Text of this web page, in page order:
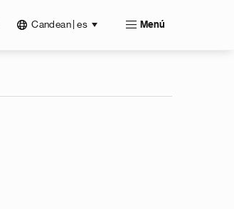
Candean | es Menú